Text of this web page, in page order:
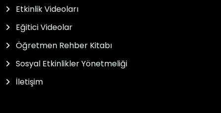
Etkinlik Videoları
Eğitici Videolar
Öğretmen Rehber Kitabı
Sosyal Etkinlikler Yönetmeliği
İletişim